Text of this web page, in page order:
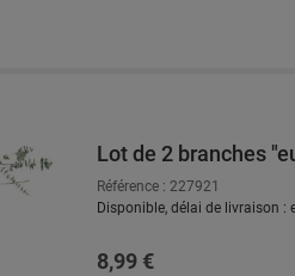
de produitsLot de 2 branches
Référence : 227921
Disponible, délai de livraison :
Prix régulier :
8,99 €